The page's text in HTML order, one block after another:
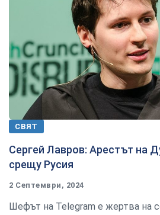
СВЯТ
Сергей Лавров: Арестът на
срещу Русия
2 Септември, 2024
Шефът на Telegram е жертва на